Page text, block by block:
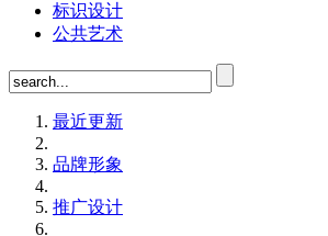
标识设计
公共艺术
最近更新
品牌形象
推广设计